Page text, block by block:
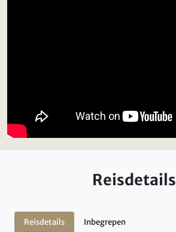
Reisdetails
Reisdetails Inbegrepen